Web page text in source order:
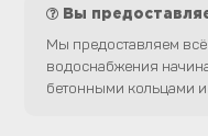
Вы
Мы предоставляем
водоснабжения
бетонными кольцами и